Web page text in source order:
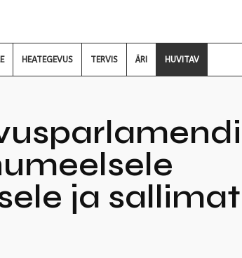
HEATEGEVUS TERVIS ÄRI HUVITAV
ja